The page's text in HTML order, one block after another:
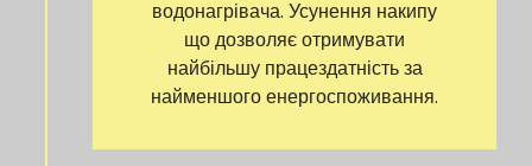
водонагрівача. Усунення накипу
що дозволяє отримувати
найбільшу працездатність за
найменшого енергоспоживання.